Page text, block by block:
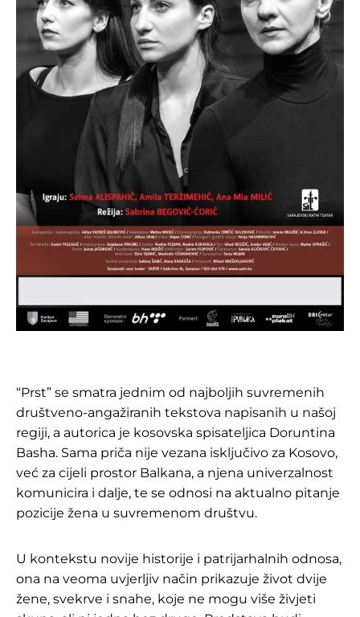
“Prst” se smatra jednim od najboljih suvremenih
društveno-angažiranih tekstova napisanih u našoj
regiji, a autorica je kosovska spisateljica Doruntina
Basha. Sama priča nije vezana isključivo za Kosovo,
već za cijeli prostor Balkana, a njena univerzalnost
komunicira i dalje, te se odnosi na aktualno pitanje
pozicije žena u suvremenom društvu.
U kontekstu novije historije i patrijarhalnih odnosa,
ona na veoma uvjerljiv način prikazuje život dvije
žene, svekrve i snahe, koje ne mogu više živjeti